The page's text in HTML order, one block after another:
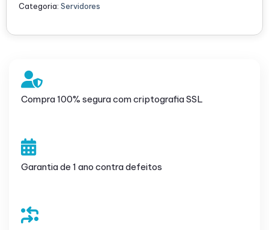
Categoria: Servidores
Compra 100% segura com criptografia SSL
Garantia de 1 ano contra defeitos